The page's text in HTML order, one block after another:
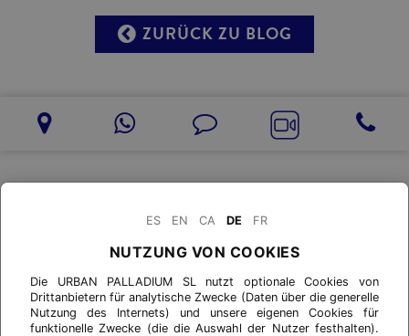
ZURÜCK ZU BLOG
ES EN CA DE FR
NUTZUNG VON COOKIES
Die URBAN PALLADIUM SL nutzt optionale Cookies von
Drittanbietern für analytische Zwecke (Daten über die generelle
Nutzung des Internets) und unsere eigenen Cookies für
funktionelle Zwecke (die die Auswahl der Nutzer festhalten).